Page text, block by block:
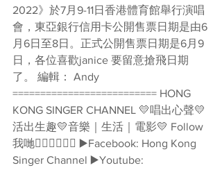
2022》於7月9-11日香港體育館舉行演唱
會，東亞銀行信用卡公開售票日期是由6
月6日至8日。正式公開售票日期是6月9
日，各位喜歡janice 要留意搶飛日期
了。 編輯： Andy
========================== HONG
KONG SINGER CHANNEL 💛唱出心聲💛
活出生趣💛音樂｜生活｜電影💛 Follow
我哋👇🏻👇🏻🥰🥰 ▶️Facebook: Hong Kong
Singer Channel ▶️Youtube: